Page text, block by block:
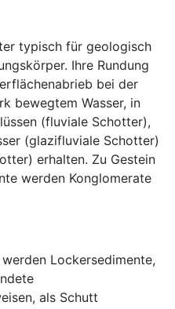
typisch für geologisch
Ihre Rundung
bei der
bewegtem Wasser, in
(fluviale Schotter),
(glazifluviale Schotter)
erhalten. Zu Gestein
werden Konglomerate
Lockersedimente,
als Schutt